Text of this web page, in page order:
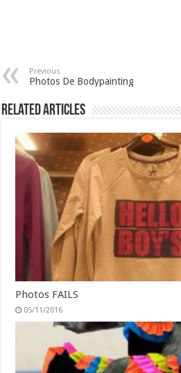
Previous
Photos De Bodypainting
Related Articles
Photos FAILS
05/11/2016